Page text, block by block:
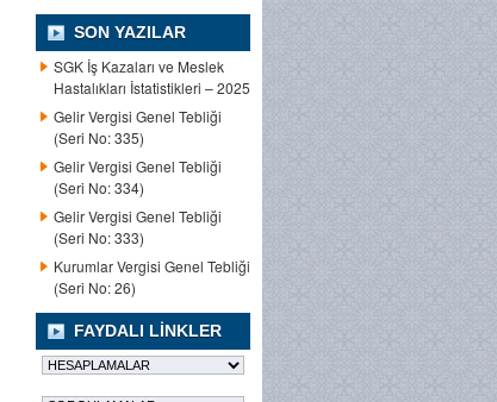
SON YAZILAR
SGK İş Kazaları ve Meslek
Hastalıkları İstatistikleri – 2025
Gelir Vergisi Genel Tebliği
(Seri No: 335)
Gelir Vergisi Genel Tebliği
(Seri No: 334)
Gelir Vergisi Genel Tebliği
(Seri No: 333)
Kurumlar Vergisi Genel Tebliği
(Seri No: 26)
FAYDALI LINKLER